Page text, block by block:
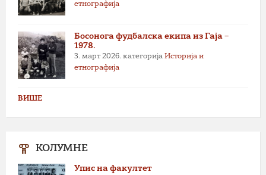
етнографија
Босонога фудбалска екипа из Гаја –
1978.
3. март 2026. категорија Историја и
етнографија
ВИШЕ
КОЛУМНЕ
Упис на факултет